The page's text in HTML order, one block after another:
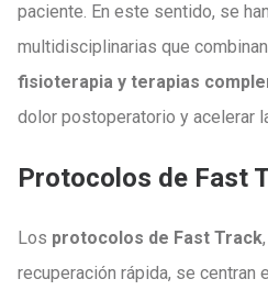
paciente. En este sentido, se
multidisciplinarias que combinan
fisioterapia y terapias
dolor postoperatorio y acelerar
Protocolos de Fast
Los protocolos de Fast Track
recuperación rápida, se centran